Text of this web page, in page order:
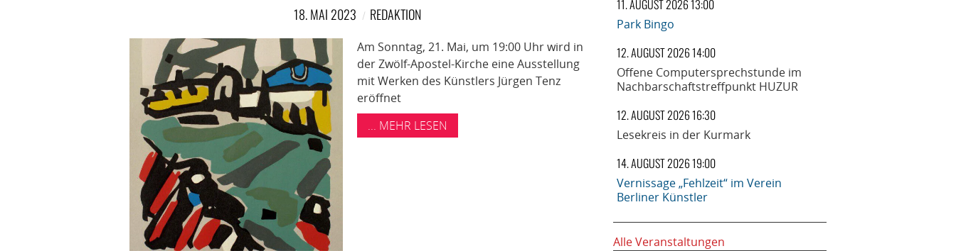
18. MAI 2023 REDAKTION
Am Sonntag, 21. Mai, um 19:00 Uhr wird in
der Zwölf-Apostel-Kirche eine Ausstellung
mit Werken des Künstlers Jürgen Tenz
eröffnet
... MEHR LESEN
11. AUGUST 2026 13:00
Park Bingo
12. AUGUST 2026 14:00
Offene Computersprechstunde im
Nachbarschaftstreffpunkt HUZUR
12. AUGUST 2026 16:30
Lesekreis in der Kurmark
14. AUGUST 2026 19:00
Vernissage „Fehlzeit“ im Verein
Berliner Künstler
Alle Veranstaltungen